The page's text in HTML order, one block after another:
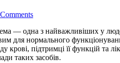
— одна з найважливіших у
для нормального
крові, підтримці її функцій
таких засобів.